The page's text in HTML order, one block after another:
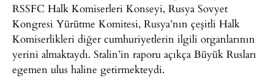
RSSFC Halk Komiserleri Konseyi, Rusya Sovyet
Kongresi Yürütme Komitesi, Rusya’nın çeşitli Halk
Komiserlikleri diğer cumhuriyetlerin ilgili organlarının
yerini almaktaydı. Stalin’in raporu açıkça Büyük Rusları
egemen ulus haline getirmekteydi.